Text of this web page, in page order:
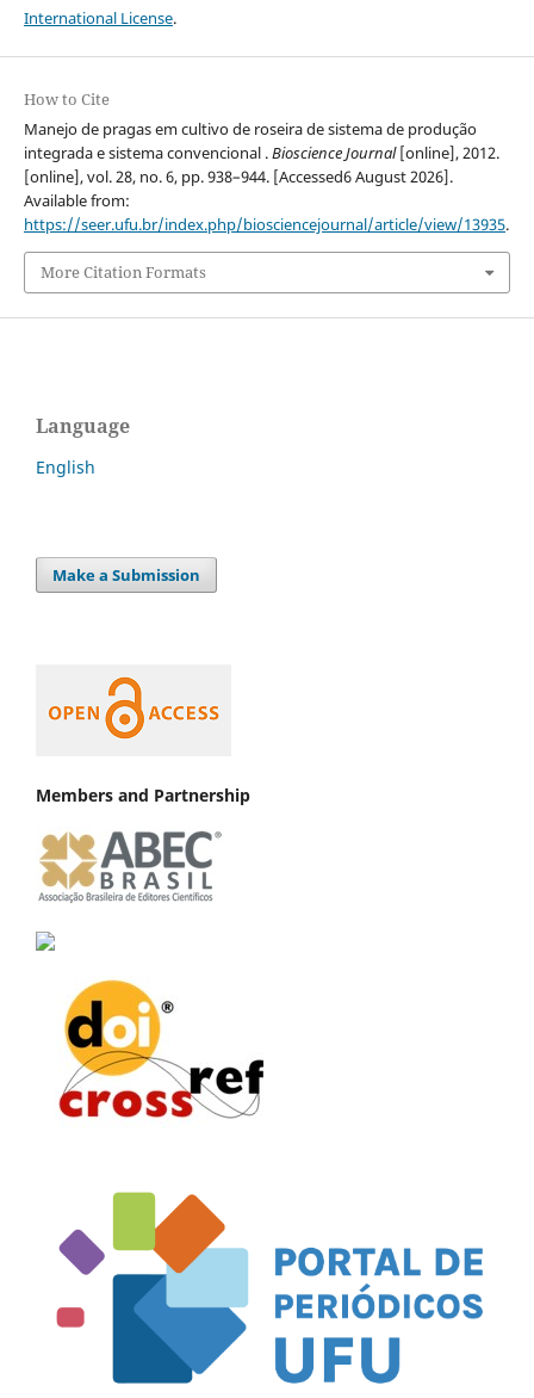
International License.
How to Cite
Manejo de pragas em cultivo de roseira de sistema de produção
integrada e sistema convencional .Bioscience Journal[online], 2012.
[online], vol. 28, no. 6, pp. 938–944. [Accessed6 August 2026].
Available from:
https://seer.ufu.br/index.php/biosciencejournal/article/view/13935.
More Citation Formats
Language
English
Make a Submission
Members and Partnership